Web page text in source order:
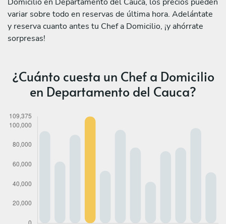
variar sobre todo en reservas de última hora. Adelántate
y reserva cuanto antes tu Chef a Domicilio, ¡y ahórrate
sorpresas!
¿Cuánto cuesta un Chef a Domicilio
en Departamento del Cauca?